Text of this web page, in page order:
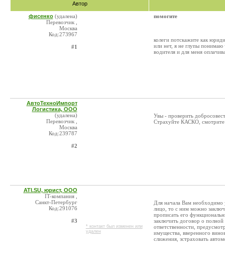
Автор
фисенко (удалена)
Перевозчик ,
Москва
Код:273967
#1
помогите
колеги потскажите как
или нет, я не глупы понимаю
водителя и для меня
АвтоТехноИмпорт
Логистика, ООО
(удалена)
Перевозчик ,
Москва
Код:239787
#2
Увы - проверить
Страхуйте КАСКО, смотрите
ATI.SU, юрист, ООО
IT-компания ,
Санкт-Петербург
Код:291076
#3
* контакт был изменен или
удален
Для начала Вам необходимо
лицо, то с ним можно
прописать его
заключить договор о
ответственности,
имущества, вверенного
слижения, зстраховать